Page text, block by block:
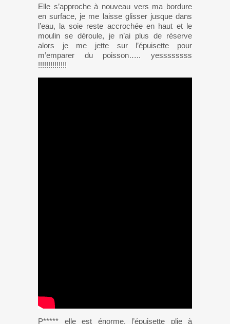
Elle s’approche à nouveau vers ma bordure
en surface, je me laisse glisser jusque dans
l’eau, la soie reste accrochée en haut et le
moulin se déroule, je n’ai plus de réserve
alors je me jette sur l’épuisette pour
m’emparer du poisson….. yessssssss
!!!!!!!!!!!!!!
P***** elle est énorme, l’épuisette plie à